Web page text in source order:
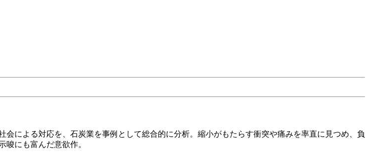
による対応を、石炭業を事例として総合的に分析。縮小がもたらす衝突や痛みを率直に見つめ、負
にも富んだ意欲作。